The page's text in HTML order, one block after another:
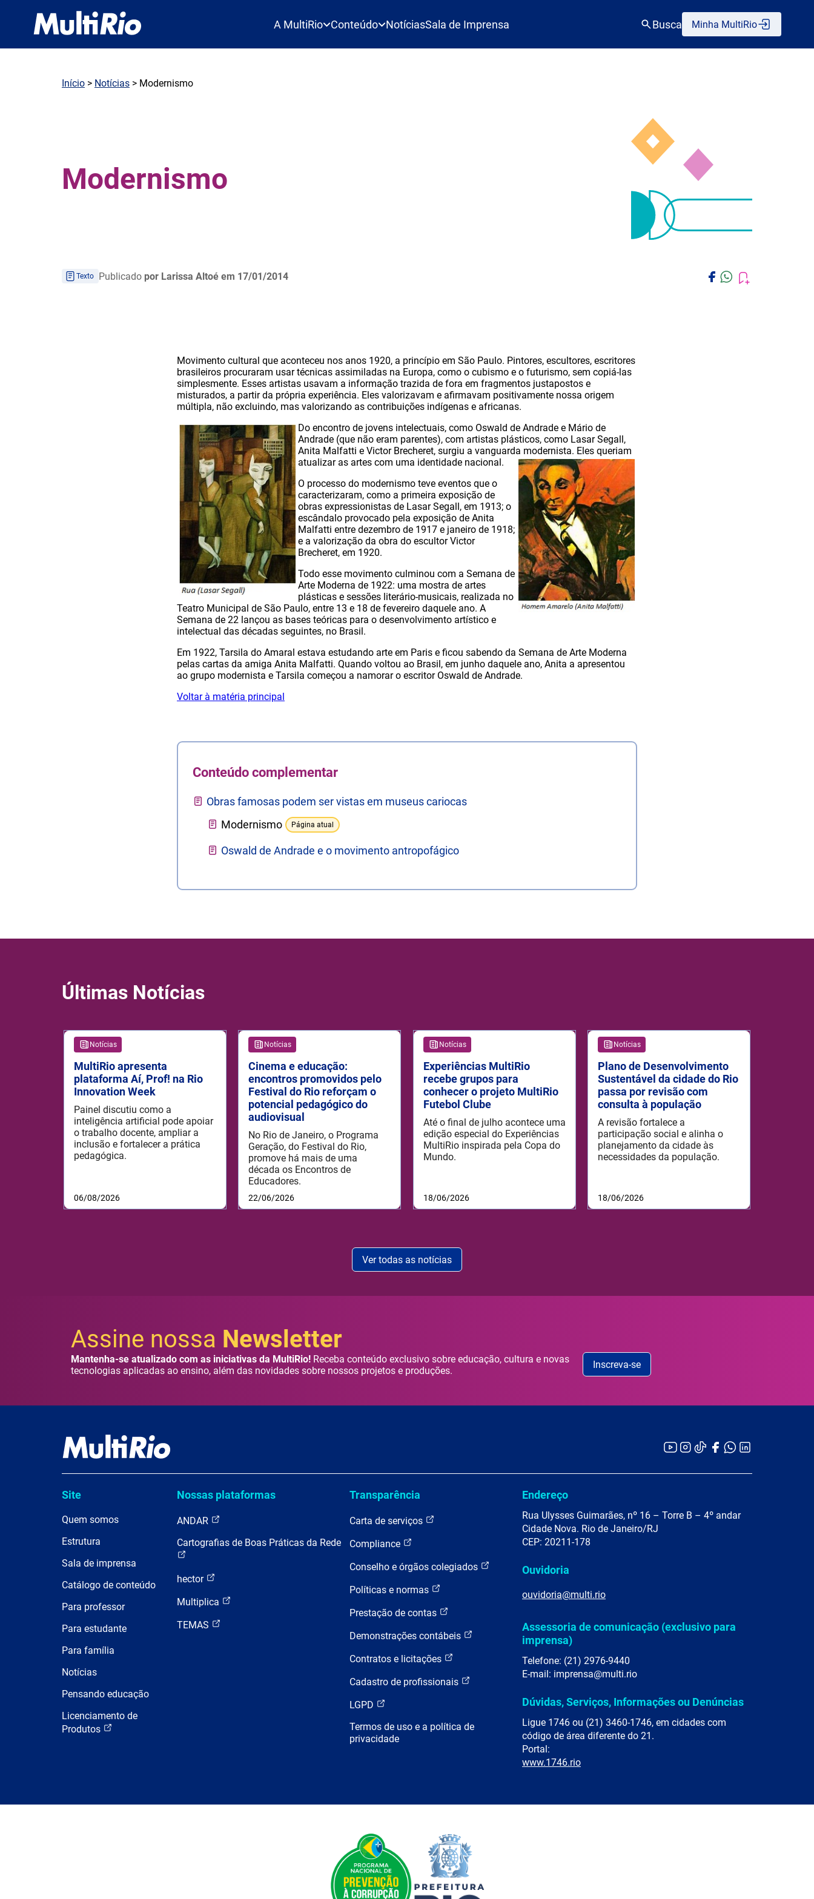
A MultiRio Conteúdo NotíciasSala de Imprensa Busca Minha MultiRio
Início > Notícias > Modernismo
Modernismo
Texto Publicado por Larissa Altoé em 17/01/2014
Movimento cultural que aconteceu nos anos 1920, a princípio em São Paulo. Pintores, escultores, escritores
brasileiros procuraram usar técnicas assimiladas na Europa, como o cubismo e o futurismo, sem copiá-las
simplesmente. Esses artistas usavam a informação trazida de fora em fragmentos justapostos e
misturados, a partir da própria experiência. Eles valorizavam e afirmavam positivamente nossa origem
múltipla, não excluindo, mas valorizando as contribuições indígenas e africanas.
Do encontro de jovens intelectuais, como Oswald de Andrade e Mário de
Andrade (que não eram parentes), com artistas plásticos, como Lasar Segall,
Anita Malfatti e Victor Brecheret, surgiu a vanguarda modernista. Eles queriam
atualizar as artes com uma identidade nacional.
O processo do modernismo teve eventos que o
caracterizaram, como a primeira exposição de
obras expressionistas de Lasar Segall, em 1913; o
escândalo provocado pela exposição de Anita
Malfatti entre dezembro de 1917 e janeiro de 1918;
e a valorização da obra do escultor Victor
Brecheret, em 1920.
Todo esse movimento culminou com a Semana de
Arte Moderna de 1922: uma mostra de artes
plásticas e sessões literário-musicais, realizada no
Teatro Municipal de São Paulo, entre 13 e 18 de fevereiro daquele ano. A
Semana de 22 lançou as bases teóricas para o desenvolvimento artístico e
intelectual das décadas seguintes, no Brasil.
Em 1922, Tarsila do Amaral estava estudando arte em Paris e ficou sabendo da Semana de Arte Moderna
pelas cartas da amiga Anita Malfatti. Quando voltou ao Brasil, em junho daquele ano, Anita a apresentou
ao grupo modernista e Tarsila começou a namorar o escritor Oswald de Andrade.
Voltar à matéria principal
Conteúdo complementar
Obras famosas podem ser vistas em museus cariocas
Modernismo
Página atual
Oswald de Andrade e o movimento antropofágico
Últimas Notícias
Notícias
MultiRio apresenta
plataforma Aí, Prof! na Rio
Innovation Week
Painel discutiu como a
inteligência artificial pode apoiar
o trabalho docente, ampliar a
inclusão e fortalecer a prática
pedagógica.
06/08/2026
Notícias
Cinema e educação:
encontros promovidos pelo
Festival do Rio reforçam o
potencial pedagógico do
audiovisual
No Rio de Janeiro, o Programa
Geração, do Festival do Rio,
promove há mais de uma
década os Encontros de
Educadores.
22/06/2026
Notícias
Experiências MultiRio
recebe grupos para
conhecer o projeto MultiRio
Futebol Clube
Até o final de julho acontece uma
edição especial do Experiências
MultiRio inspirada pela Copa do
Mundo.
18/06/2026
Notícias
Plano de Desenvolvimento
Sustentável da cidade do Rio
passa por revisão com
consulta à população
A revisão fortalece a
participação social e alinha o
planejamento da cidade às
necessidades da população.
18/06/2026
Ver todas as notícias
Assine nossa Newsletter
Mantenha-se atualizado com as iniciativas da MultiRio! Receba conteúdo exclusivo sobre educação, cultura e novas
tecnologias aplicadas ao ensino, além das novidades sobre nossos projetos e produções.
Inscreva-se
Site
Quem somos
Estrutura
Sala de imprensa
Catálogo de conteúdo
Para professor
Para estudante
Para família
Notícias
Pensando educação
Licenciamento de
Produtos
Nossas plataformas
ANDAR
Cartografias de Boas Práticas da Rede
hector
Multiplica
TEMAS
Transparência
Carta de serviços
Compliance
Conselho e órgãos colegiados
Políticas e normas
Prestação de contas
Demonstrações contábeis
Contratos e licitações
Cadastro de profissionais
LGPD
Termos de uso e a política de
privacidade
Endereço
Rua Ulysses Guimarães, nº 16 – Torre B – 4º andar
Cidade Nova. Rio de Janeiro/RJ
CEP: 20211-178
Ouvidoria
ouvidoria@multi.rio
Assessoria de comunicação (exclusivo para
imprensa)
Telefone: (21) 2976-9440
E-mail: imprensa@multi.rio
Dúvidas, Serviços, Informações ou Denúncias
Ligue 1746 ou (21) 3460-1746, em cidades com
código de área diferente do 21.
Portal:
www.1746.rio